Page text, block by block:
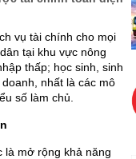
vụ tài chính cho mọi
tại khu vực nông
thấp; học sinh, sinh
nhất là các mô
số làm chủ.
là mở rộng khả năng